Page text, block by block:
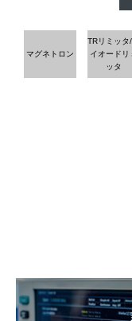
マグネトロン
TRリミッタ
イオードリ
ッタ